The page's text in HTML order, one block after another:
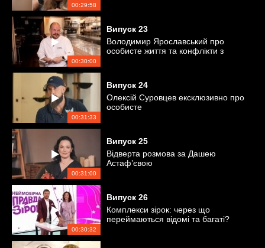
00:29:58
00:30:00
Випуск 23
Володимир Ярославський про
особисте життя та конфлікти з
00:31:33
Випуск 24
Олексій Суровцев ексклюзивно про
особисте
00:31:00
Випуск 25
Відверта розмова за Дашею
Астаф’євою
00:30:32
Випуск 26
Комплекси зірок: через що
переймаються відомі та багаті?